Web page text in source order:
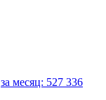
за месяц: 527 336